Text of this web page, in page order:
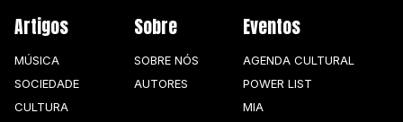
Artigos
MÚSICA
SOCIEDADE
CULTURA
Sobre
SOBRE NÓS
AUTORES
Eventos
AGENDA CULTURAL
POWER LIST
MIA